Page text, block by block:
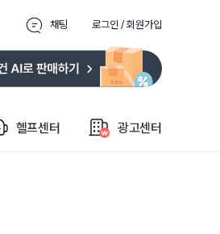
채팅 로그인 / 회원가입
헬프센터 광고센터